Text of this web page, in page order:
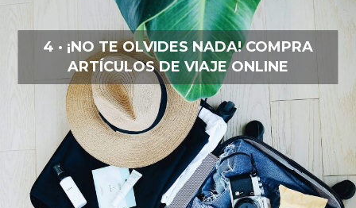
4 · ¡NO TE OLVIDES NADA! COMPRA
ARTÍCULOS DE VIAJE ONLINE